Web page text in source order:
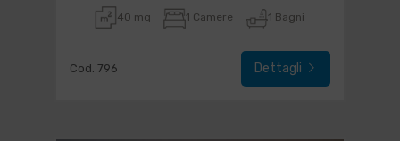
40 mq 1 Camere 1 Bagni
Cod. 796 Dettagli